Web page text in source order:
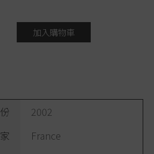
加入購物車
2002
France